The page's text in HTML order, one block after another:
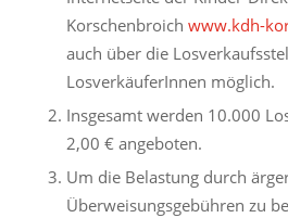
Korschenbroich www.kdh-
auch über die
LosverkäuferInnen möglich.
Insgesamt werden 10.000
2,00 € angeboten.
Um die Belastung durch
Überweisungsgebühren zu